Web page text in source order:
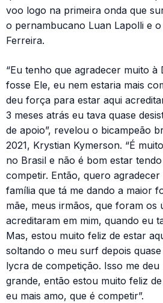
voo logo na primeira onda que
o pernambucano Luan Lapolli e
Ferreira.
“Eu tenho que agradecer muito à
fosse Ele, eu nem estaria mais
deu força para estar aqui
3 meses atrás eu tava quase
de apoio”, revelou o bicampeão
2021, Krystian Kymerson. “É
no Brasil e não é bom estar
competir. Então, quero
família que tá me dando a maior
mãe, meus irmãos, que foram os
acreditaram em mim, quando eu
Mas, estou muito feliz de estar
soltando o meu surf depois
lycra de competição. Isso me
grande, então estou muito feliz
eu mais amo, que é competir”.